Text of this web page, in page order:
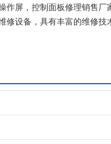
作屏，控制面板修理销售厂
修设备，具有丰富的维修技